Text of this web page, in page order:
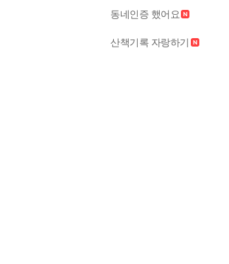
동네인증 했어요
산책기록 자랑하기